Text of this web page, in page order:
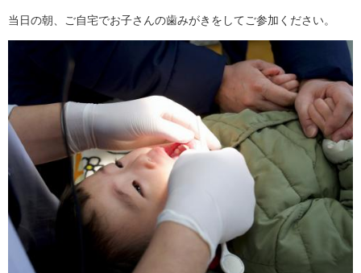
当日の朝、ご自宅でお子さんの歯みがきをしてご参加ください。